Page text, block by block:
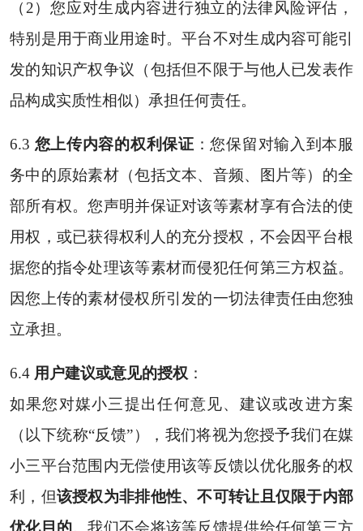
（2）您应对生成内容进行独立的法律风险评估，
特别是用于商业用途时。平台不对生成内容可能引
发的知识产权争议（包括但不限于与他人已发表作
品构成实质性相似）承担任何责任。
6.3 您上传内容的权利保证 ：您保留对输入到本服
务中的原始素材（包括文本、音频、图片等）的全
部所有权。您声明并保证对该等素材享有合法的使
用权，或已获得权利人的充分授权，不会因平台根
据您的指令处理该等素材而侵犯任何第三方权益。
因您上传的素材侵权所引发的一切法律责任由您独
立承担。
6.4 用户建议或意见的授权 ：
如果您对媒小三提出任何意见、建议或改进方案
（以下统称“反馈”），我们将视为您授予我们在媒
小三平台范围内无偿使用该等反馈以优化服务的权
利，但该授权为非排他性、不可转让且仅限于内部
优化目的。我们不会将该等反馈提供给任何第三方